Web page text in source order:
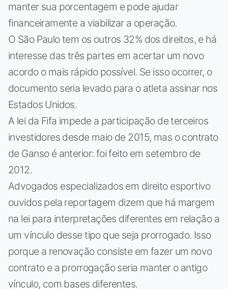
manter sua porcentagem e pode ajudar
financeiramente a viabilizar a operação.
O São Paulo tem os outros 32% dos direitos, e há
interesse das três partes em acertar um novo
acordo o mais rápido possível. Se isso ocorrer, o
documento seria levado para o atleta assinar nos
Estados Unidos.
A lei da Fifa impede a participação de terceiros
investidores desde maio de 2015, mas o contrato
de Ganso é anterior: foi feito em setembro de
2012.
Advogados especializados em direito esportivo
ouvidos pela reportagem dizem que há margem
na lei para interpretações diferentes em relação a
um vínculo desse tipo que seja prorrogado. Isso
porque a renovação consiste em fazer um novo
contrato e a prorrogação seria manter o antigo
vínculo, com bases diferentes.